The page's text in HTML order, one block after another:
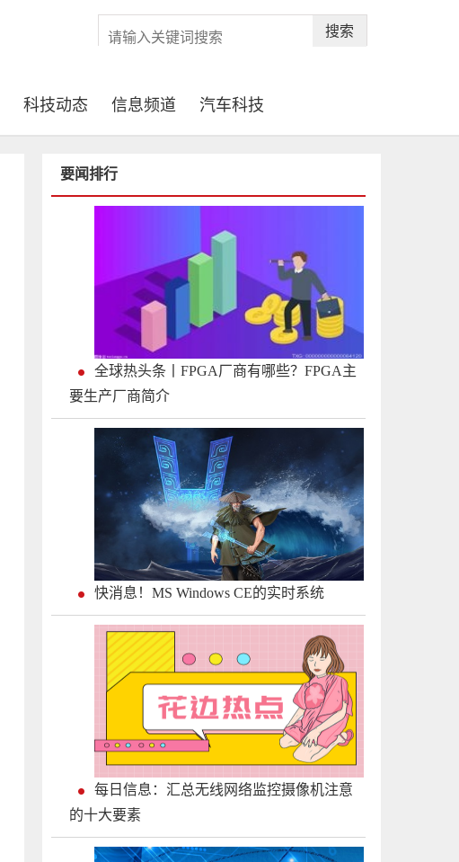
搜索
科技动态 信息频道 汽车科技
要闻排行
全球热头条丨FPGA厂商有哪些？FPGA主
要生产厂商简介
快消息！MS Windows CE的实时系统
每日信息：汇总无线网络监控摄像机注意
的十大要素